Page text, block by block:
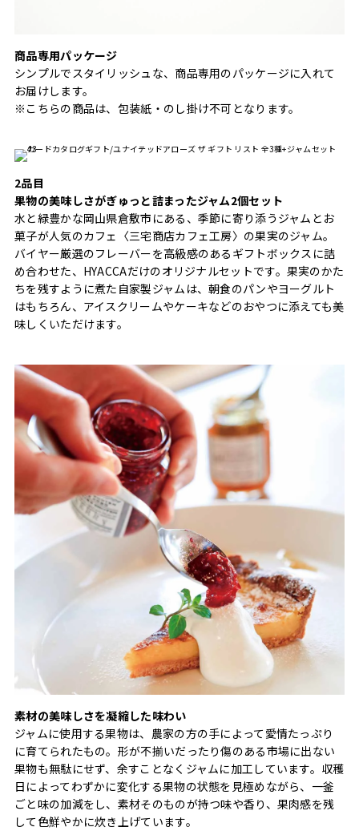
商品専用パッケージ
シンプルでスタイリッシュな、商品専用のパッケージに入れて
お届けします。
※こちらの商品は、包装紙・のし掛け不可となります。
2品目
果物の美味しさがぎゅっと詰まったジャム2個セット
水と緑豊かな岡山県倉敷市にある、季節に寄り添うジャムとお
菓子が人気のカフェ〈三宅商店カフェ工房〉の果実のジャム。
バイヤー厳選のフレーバーを高級感のあるギフトボックスに詰
め合わせた、HYACCAだけのオリジナルセットです。果実のかた
ちを残すように煮た自家製ジャムは、朝食のパンやヨーグルト
はもちろん、アイスクリームやケーキなどのおやつに添えても美
味しくいただけます。
素材の美味しさを凝縮した味わい
ジャムに使用する果物は、農家の方の手によって愛情たっぷり
に育てられたもの。形が不揃いだったり傷のある市場に出ない
果物も無駄にせず、余すことなくジャムに加工しています。収穫
日によってわずかに変化する果物の状態を見極めながら、一釜
ごと味の加減をし、素材そのものが持つ味や香り、果肉感を残
して色鮮やかに炊き上げています。